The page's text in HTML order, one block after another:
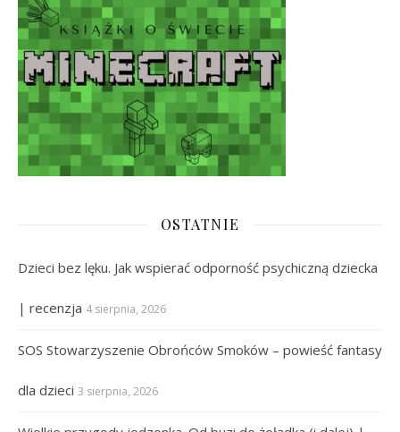
OSTATNIE
Dzieci bez lęku. Jak wspierać odporność psychiczną dziecka
| recenzja 4 sierpnia, 2026
SOS Stowarzyszenie Obrońców Smoków – powieść fantasy
dla dzieci 3 sierpnia, 2026